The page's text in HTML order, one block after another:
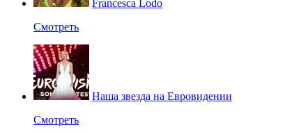
Francesca Lodo
Смотреть
Наша звезда на Евровидении
Смотреть